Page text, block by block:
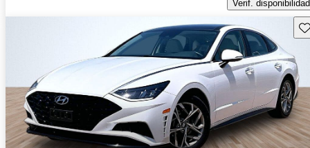
Verif. disponibilidad